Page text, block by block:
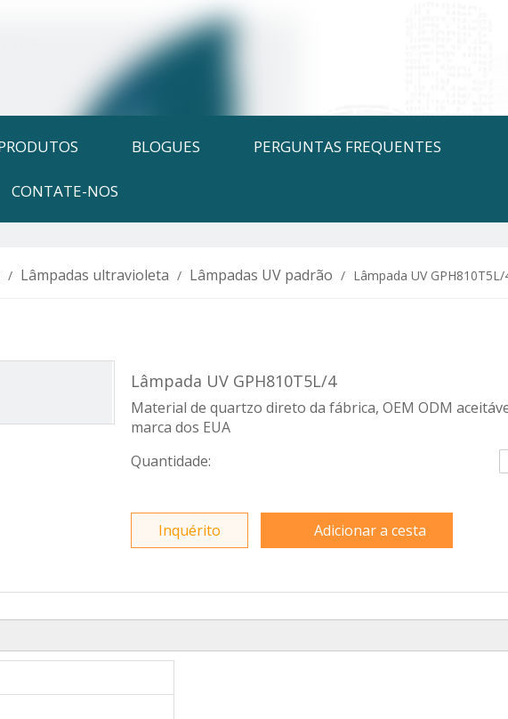
BLOGUES PERGUNTAS FREQUENTES
CONTATE-NOS
/ Lâmpadas ultravioleta / Lâmpadas UV padrão / Lâmpada UV GPH810T5L/
Lâmpada UV GPH810T5L/4
Material de quartzo direto da fábrica, OEM ODM
marca dos EUA
Quantidade:
Inquérito Adicionar a cesta